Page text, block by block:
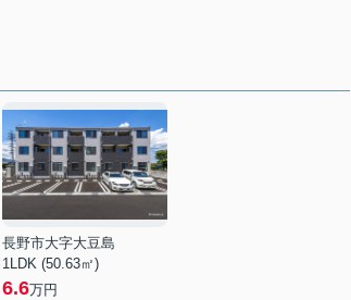
長野市大字大豆島
1LDK (50.63㎡)
6.6万円